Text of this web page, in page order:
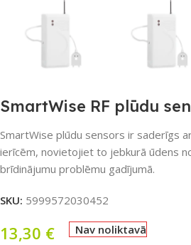
SmartWise RF plūdu
SmartWise plūdu sensors ir saderīgs
ierīcēm, novietojiet to jebkurā ūdens
brīdinājumu problēmu gadījumā.
SKU: 5999572030452
13,30 € Nav noliktavā